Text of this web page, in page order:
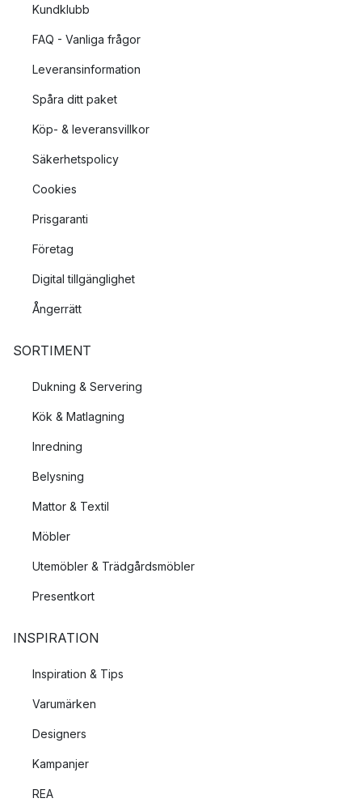
Kundklubb
FAQ - Vanliga frågor
Leveransinformation
Spåra ditt paket
Köp- & leveransvillkor
Säkerhetspolicy
Cookies
Prisgaranti
Företag
Digital tillgänglighet
Ångerrätt
SORTIMENT
Dukning & Servering
Kök & Matlagning
Inredning
Belysning
Mattor & Textil
Möbler
Utemöbler & Trädgårdsmöbler
Presentkort
INSPIRATION
Inspiration & Tips
Varumärken
Designers
Kampanjer
REA